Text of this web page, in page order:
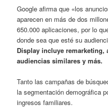
Google afirma que «los
aparecen en más de dos
650.000 aplicaciones, por lo
donde sea que esté su
Display incluye remarketing,
audiencias similares y más.
Tanto las campañas de
la segmentación demográfica
ingresos familiares.